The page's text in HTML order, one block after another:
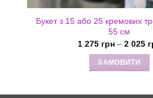
Букет з 15 або 25 кремових
55 см
1 275 грн – 2 025
ЗАМОВИТИ